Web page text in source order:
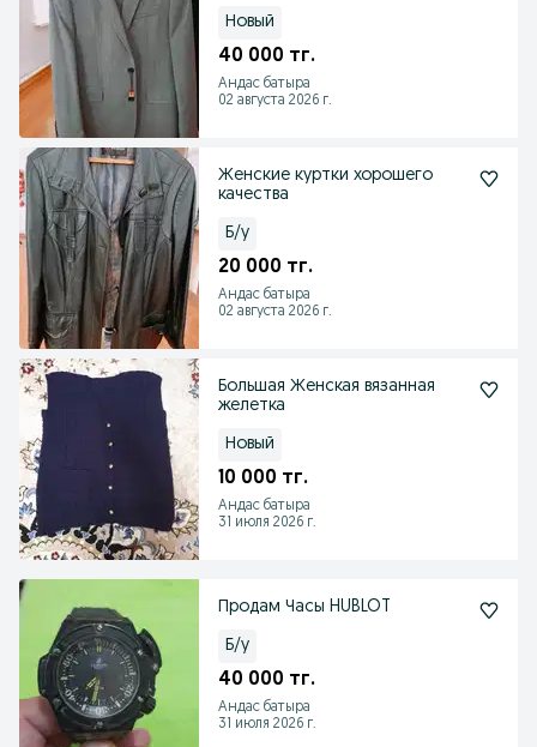
Новый
40 000 тг.
Андас батыра
02 августа 2026 г.
Женские куртки хорошего
качества
Б/у
20 000 тг.
Андас батыра
02 августа 2026 г.
Большая Женская вязанная
желетка
Новый
10 000 тг.
Андас батыра
31 июля 2026 г.
Продам Часы HUBLOT
Б/у
40 000 тг.
Андас батыра
31 июля 2026 г.